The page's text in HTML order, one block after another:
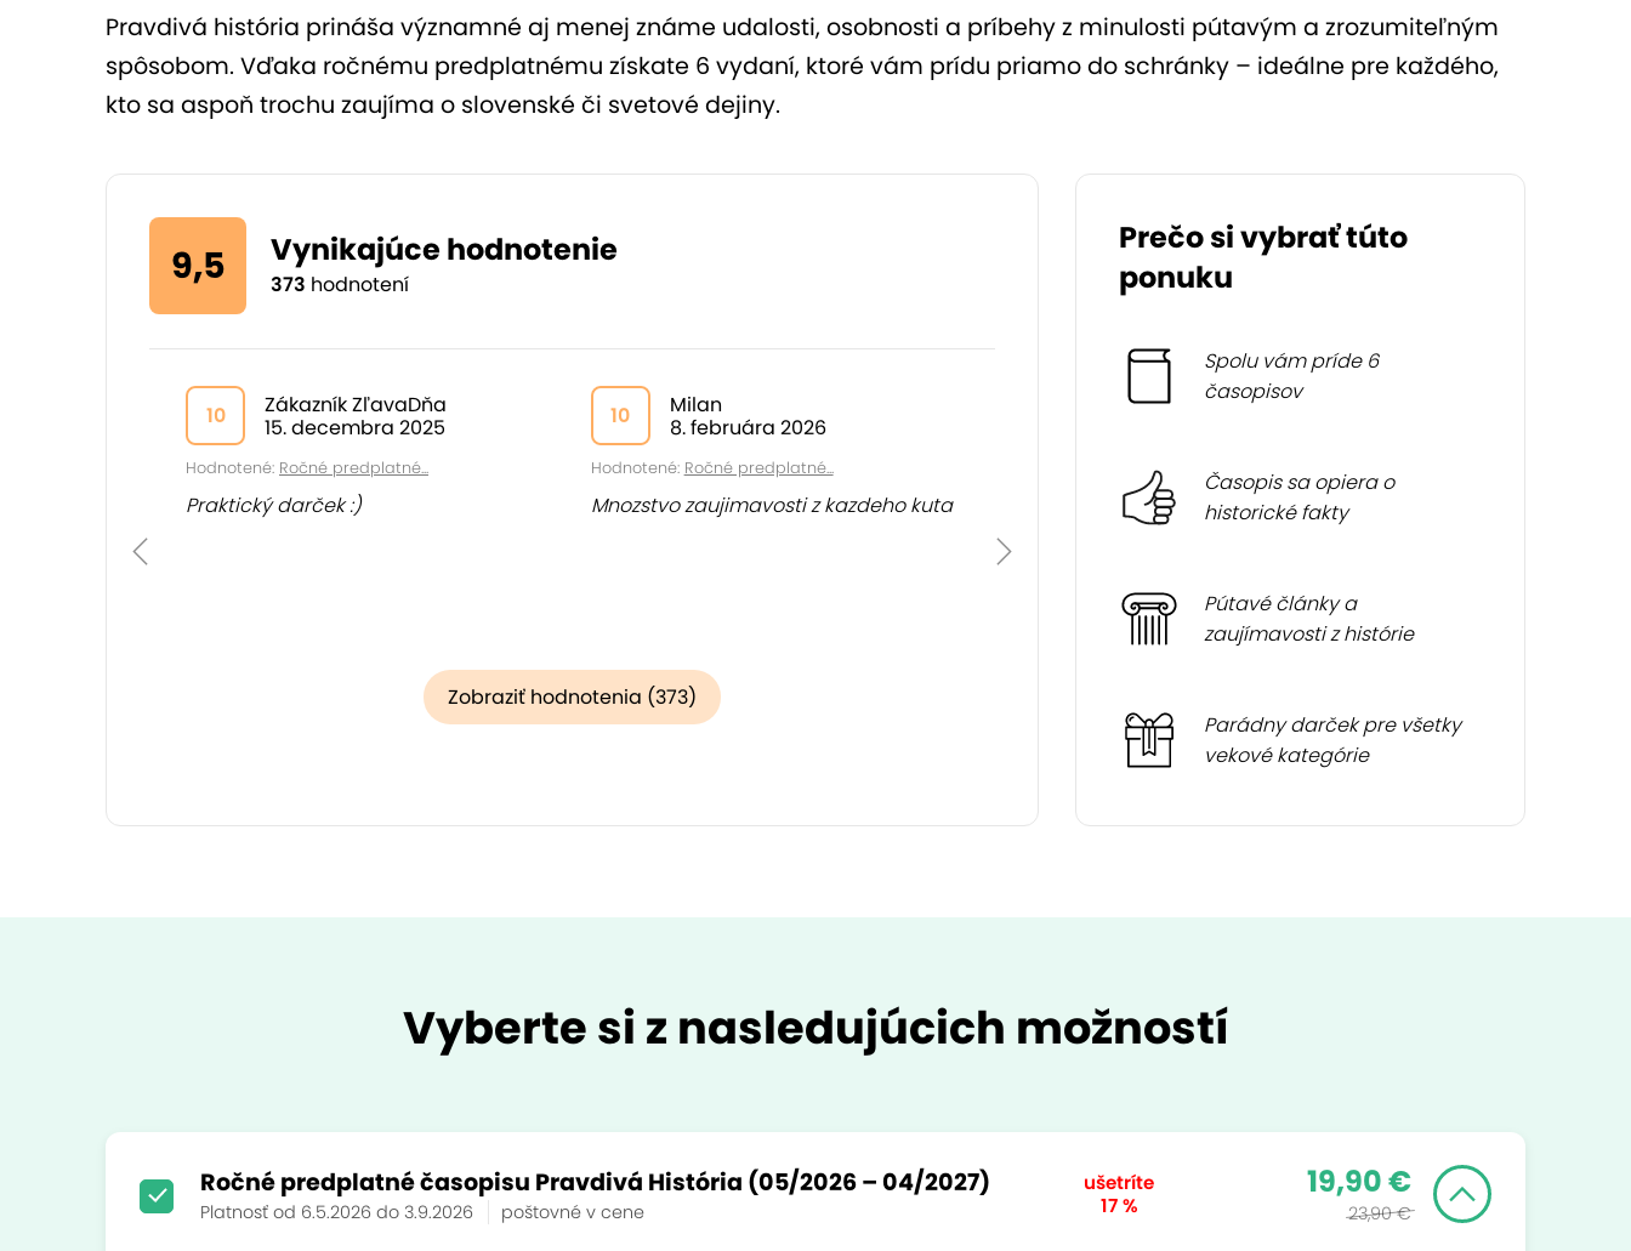
Pravdivá história prináša významné aj menej známe udalosti, osobnosti a príbehy z minulosti pútavým a zrozumiteľným
spôsobom. Vďaka ročnému predplatnému získate 6 vydaní, ktoré vám prídu priamo do schránky – ideálne pre každého,
kto sa aspoň trochu zaujíma o slovenské či svetové dejiny.
9,5 Vynikajúce hodnotenie
373 hodnotení
10
Zákazník ZľavaDňa
15. decembra 2025
Hodnotené: Ročné predplatné...
Praktický darček :)
10
Milan
8. februára 2026
Hodnotené: Ročné predplatné...
Mnozstvo zaujimavosti z kazdeho kuta
Zobraziť hodnotenia (373)
Prečo si vybrať túto
ponuku
Spolu vám príde 6
časopisov
Časopis sa opiera o
historické fakty
Pútavé články a
zaujímavosti z histórie
Parádny darček pre všetky
vekové kategórie
Vyberte si z nasledujúcich možností
Ročné predplatné časopisu Pravdivá História (05/2026 – 04/2027)
Platnosť od 6.5.2026 do 3.9.2026 poštovné v cene
ušetríte
17 %
19,90 €
23,90 €